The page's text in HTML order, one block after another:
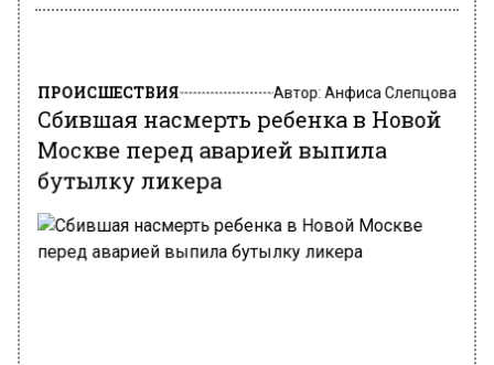
ПРОИСШЕСТВИЯ Автор: Анфиса Слепцова
Сбившая насмерть ребенка в Новой
Москве перед аварией выпила
бутылку ликера